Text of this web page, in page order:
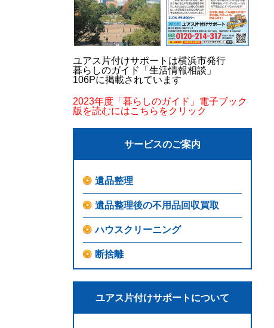
ユアス片付けサポートは横浜市発行
暮らしのガイド「生活情報相談」
106Pに掲載されています
2023年度「暮らしのガイド」電子ブック
版を読むにはこちらをクリック
サービスのご案内
遺品整理
遺品整理後の不用品回収買取
ハウスクリーニング
断捨離
ユアス片付けサポートについて